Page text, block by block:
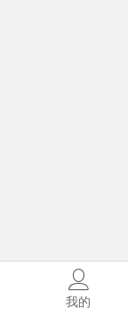
我的